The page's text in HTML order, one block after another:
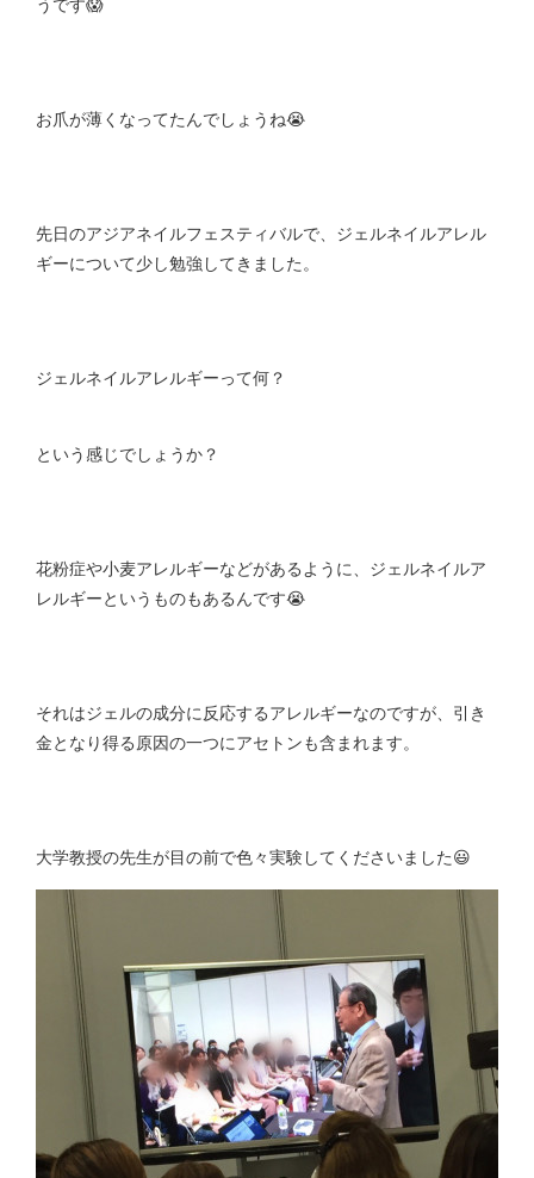
お爪が薄くなってたんでしょうね😭
先日のアジアネイルフェスティバルで、ジェルネイルアレル
ギーについて少し勉強してきました。
ジェルネイルアレルギーって何？
という感じでしょうか？
花粉症や小麦アレルギーなどがあるように、ジェルネイルア
レルギーというものもあるんです😭
それはジェルの成分に反応するアレルギーなのですが、引き
金となり得る原因の一つにアセトンも含まれます。
大学教授の先生が目の前で色々実験してくださいました😃